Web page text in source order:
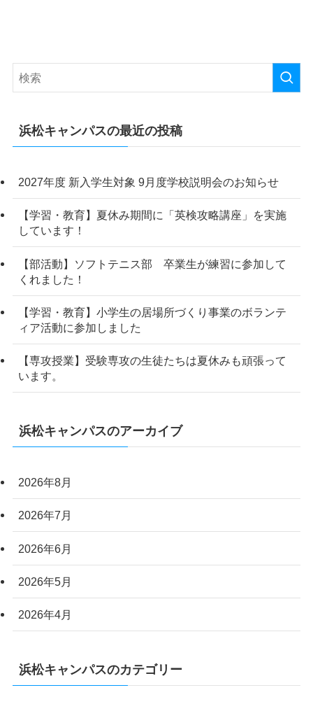
浜松キャンパスの最近の投稿
2027年度 新入学生対象 9月度学校説明会のお知らせ
【学習・教育】夏休み期間に「英検攻略講座」を実施
しています！
【部活動】ソフトテニス部 卒業生が練習に参加して
くれました！
【学習・教育】小学生の居場所づくり事業のボランテ
ィア活動に参加しました
【専攻授業】受験専攻の生徒たちは夏休みも頑張って
います。
浜松キャンパスのアーカイブ
2026年8月
2026年7月
2026年6月
2026年5月
2026年4月
浜松キャンパスのカテゴリー